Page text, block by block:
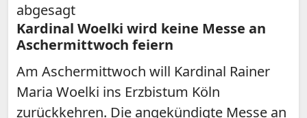
abgesagt
Kardinal Woelki wird keine Messe an
Aschermittwoch feiern
Am Aschermittwoch will Kardinal Rainer
Maria Woelki ins Erzbistum Köln
zurückkehren. Die angekündigte Messe an